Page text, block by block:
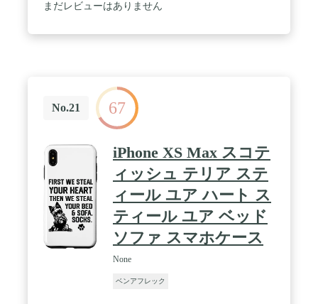
まだレビューはありません
No.21 67
iPhone XS Max スコテ
ィッシュ テリア ステ
ィール ユア ハート ス
ティール ユア ベッド
ソファ スマホケース
None
ベンアフレック